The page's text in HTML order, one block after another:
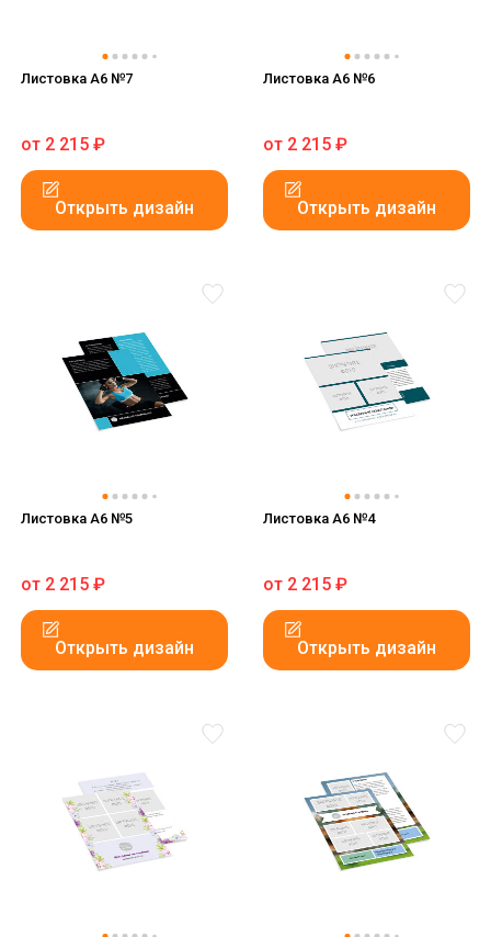
Листовка А6 №7
от 2 215 ₽
Открыть дизайн
Листовка А6 №6
от 2 215 ₽
Открыть дизайн
Листовка А6 №5
от 2 215 ₽
Открыть дизайн
Листовка А6 №4
от 2 215 ₽
Открыть дизайн